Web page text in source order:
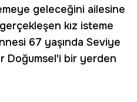
geleceğini ailesine
kız isteme
67 yaşında Seviye
Doğumsel'i bir yerden